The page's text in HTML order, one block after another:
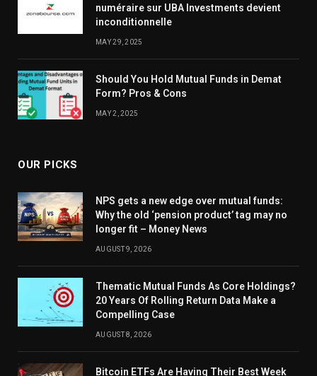
numéraire sur UBA Investments devient
inconditionnelle
MAY 29, 2025
Should You Hold Mutual Funds in Demat
Form? Pros & Cons
MAY 2, 2025
OUR PICKS
NPS gets a new edge over mutual funds:
Why the old ‘pension product’ tag may no
longer fit – Money News
AUGUST 9, 2026
Thematic Mutual Funds As Core Holdings?
20 Years Of Rolling Return Data Make a
Compelling Case
AUGUST 8, 2026
Bitcoin ETFs Are Having Their Best Week